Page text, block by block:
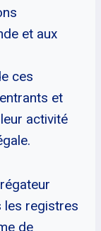
et aux
ces
et
activité
les registres
de